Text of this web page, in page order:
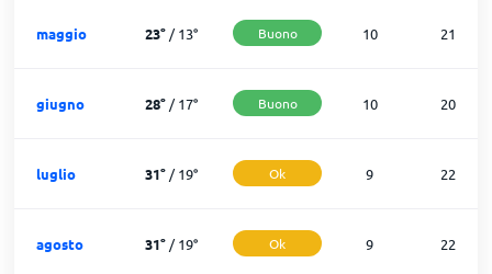
maggio 23°/13° Buono 10 21
giugno 28°/17° Buono 10 20
luglio 31°/19° Ok 9 22
agosto 31°/19° Ok 9 22